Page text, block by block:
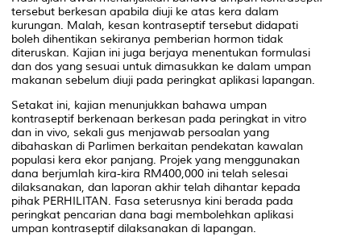
tersebut berkesan apabila diuji ke atas kera dalam
kurungan. Malah, kesan kontraseptif tersebut didapati
boleh dihentikan sekiranya pemberian hormon tidak
diteruskan. Kajian ini juga berjaya menentukan formulasi
dan dos yang sesuai untuk dimasukkan ke dalam umpan
makanan sebelum diuji pada peringkat aplikasi lapangan.
Setakat ini, kajian menunjukkan bahawa umpan
kontraseptif berkenaan berkesan pada peringkat in vitro
dan in vivo, sekali gus menjawab persoalan yang
dibahaskan di Parlimen berkaitan pendekatan kawalan
populasi kera ekor panjang. Projek yang menggunakan
dana berjumlah kira-kira RM400,000 ini telah selesai
dilaksanakan, dan laporan akhir telah dihantar kepada
pihak PERHILITAN. Fasa seterusnya kini berada pada
peringkat pencarian dana bagi membolehkan aplikasi
umpan kontraseptif dilaksanakan di lapangan.